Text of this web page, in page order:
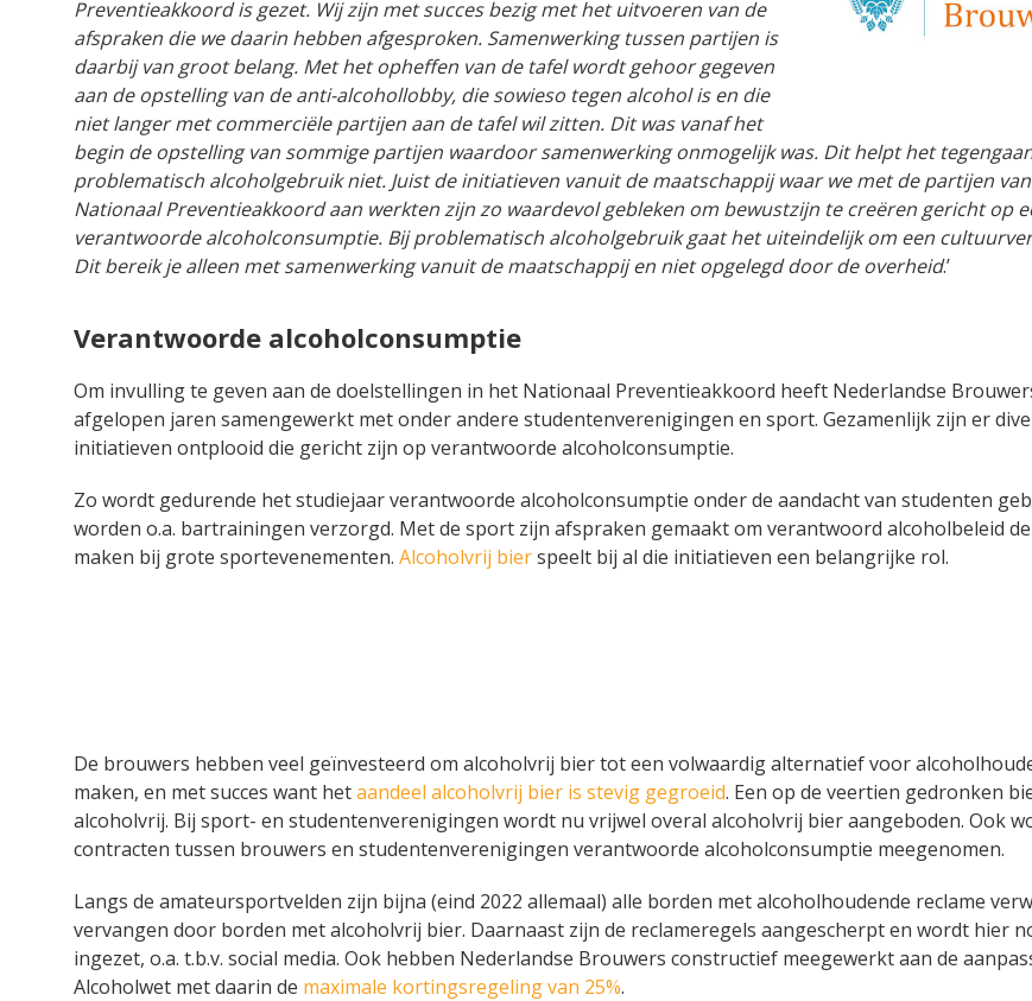
Preventieakkoord is gezet. Wij zijn met succes bezig met het uitvoeren van de
afspraken die we daarin hebben afgesproken. Samenwerking tussen partijen is
daarbij van groot belang. Met het opheffen van de tafel wordt gehoor gegeven
aan de opstelling van de anti-alcohollobby, die sowieso tegen alcohol is en die
niet langer met commerciële partijen aan de tafel wil zitten. Dit was vanaf het
begin de opstelling van sommige partijen waardoor samenwerking onmogelijk was. Dit helpt het
problematisch alcoholgebruik niet. Juist de initiatieven vanuit de maatschappij waar we met de partijen
Nationaal Preventieakkoord aan werkten zijn zo waardevol gebleken om bewustzijn te creëren gericht op
verantwoorde alcoholconsumptie. Bij problematisch alcoholgebruik gaat het uiteindelijk om een
Dit bereik je alleen met samenwerking vanuit de maatschappij en niet opgelegd door de overheid.’
Verantwoorde alcoholconsumptie
Om invulling te geven aan de doelstellingen in het Nationaal Preventieakkoord heeft Nederlandse
afgelopen jaren samengewerkt met onder andere studentenverenigingen en sport. Gezamenlijk zijn er
initiatieven ontplooid die gericht zijn op verantwoorde alcoholconsumptie.
Zo wordt gedurende het studiejaar verantwoorde alcoholconsumptie onder de aandacht van studenten
worden o.a. bartrainingen verzorgd. Met de sport zijn afspraken gemaakt om verantwoord alcoholbeleid
maken bij grote sportevenementen. Alcoholvrij bierspeelt bij al die initiatieven een belangrijke rol.
De brouwers hebben veel geïnvesteerd om alcoholvrij bier tot een volwaardig alternatief voor
maken, en met succes want hetaandeel alcoholvrij bier is stevig gegroeid. Een op de veertien gedronken
alcoholvrij. Bij sport- en studentenverenigingen wordt nu vrijwel overal alcoholvrij bier aangeboden. Ook
contracten tussen brouwers en studentenverenigingen verantwoorde alcoholconsumptie meegenomen.
Langs de amateursportvelden zijn bijna (eind 2022 allemaal) alle borden met alcoholhoudende reclame
vervangen door borden met alcoholvrij bier. Daarnaast zijn de reclameregels aangescherpt en wordt hier
ingezet, o.a. t.b.v. social media. Ook hebben Nederlandse Brouwers constructief meegewerkt aan de
Alcoholwet met daarin de maximale kortingsregeling van 25%.